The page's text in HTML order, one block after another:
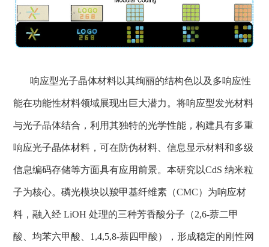
响应型光子晶体材料以其绚丽的结构色以及多响应性
能在功能性材料领域展现出巨大潜力 。将响应型发光材料
与光子晶体结合，利用其独特的光学性能，构建具有多重
响应光子晶体材料 ，可在防伪材料、信息 显示材料和多级
信息编码存储等方面具有应用前景。本研究以CdS纳米粒
子为核心。磷光模块以羧甲基纤维素（CMC）为响应材
料，融入经LiOH处理的三种芳香酸分子（2,6-萘二甲
酸、均苯六甲酸、 1,4,5,8-萘四甲酸），形成稳定的刚性网